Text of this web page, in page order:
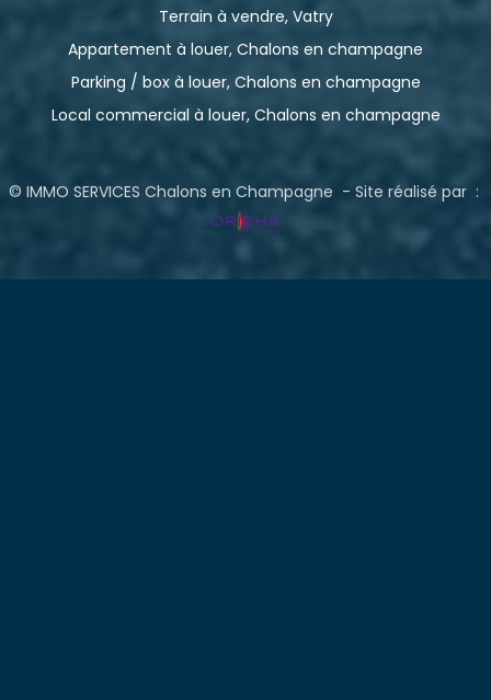
Terrain à vendre, Vatry
Appartement à louer, Chalons en champagne
Parking / box à louer, Chalons en champagne
Local commercial à louer, Chalons en champagne
© IMMO SERVICES Chalons en Champagne - Site réalisé par :